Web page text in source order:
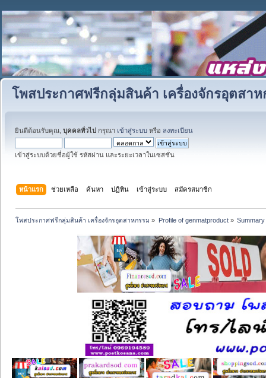
โพสประกาศฟรีกลุ่มสินค้า เครื่องจักรอุตสาห
ยินดีต้อนรับคุณ, บุคคลทั่วไป กรุณา เข้าสู่ระบบ หรือ ลงทะเบียน
เข้าสู่ระบบด้วยชื่อผู้ใช้ รหัสผ่าน และระยะเวลาในเซสชั่น
หน้าแรก ช่วยเหลือ ค้นหา ปฏิทิน เข้าสู่ระบบ สมัครสมาชิก
โพสประกาศฟรีกลุ่มสินค้า เครื่องจักรอุตสาหกรรม » Profile of genmatproduct» Summary